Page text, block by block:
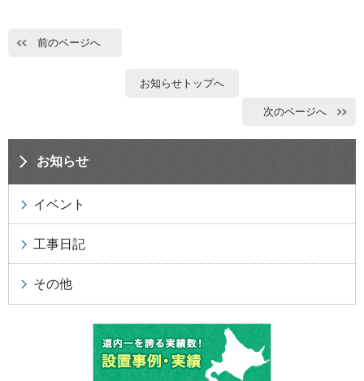
前のページへ
お知らせトップへ
次のページへ
お知らせ
イベント
工事日記
その他